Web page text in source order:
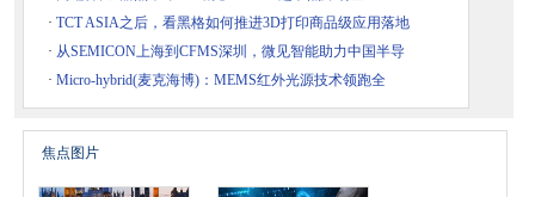
· TCT ASIA之后，看黑格如何推进3D打印商品级应用落地
· 从SEMICON上海到CFMS深圳，微见智能助力中国半导
· Micro-hybrid(麦克海博)：MEMS红外光源技术领跑全
焦点图片